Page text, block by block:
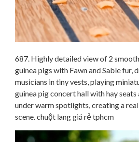
687. Highly detailed view of 2
guinea pigs with Fawn and Sable fur,
musicians in tiny vests, playing
guinea pig concert hall with hay
under warm spotlights, creating a
scene. chuột lang giá rẻ tphcm